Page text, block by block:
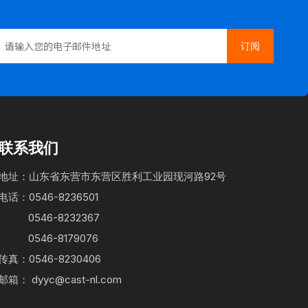
订阅
系我们
址：山东省东营市东营区胜利工业园现河路92号
话：0546-8236501
0546-8232367
0546-8179076
真：0546-8230406
箱： dyyc@cast-nl.com